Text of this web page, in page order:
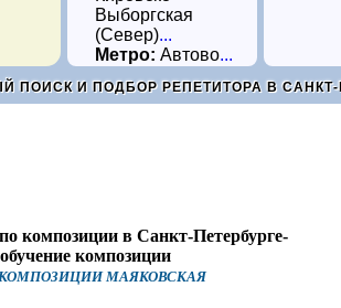
Выборгская
(Север)...
Метро: Автово...
ПОИСК И ПОДБОР РЕПЕТИТОРА В САНКТ-
МАЯКОВСКАЯ